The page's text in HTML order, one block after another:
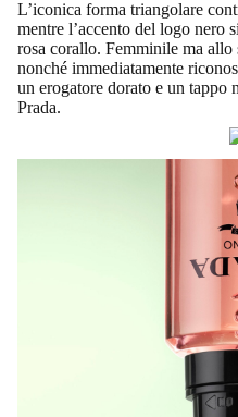
L’iconica forma triangolare
mentre l’accento del logo nero
rosa corallo. Femminile ma allo
nonché immediatamente
un erogatore dorato e un tappo
Prada.